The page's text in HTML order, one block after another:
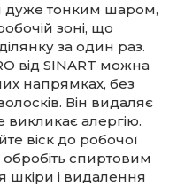
дуже тонким шаром,
зоні, що
за один раз.
від SINART можна
напрямках, без
Він видаляє
викликає алергію.
віск до робочої
обробіть спиртовим
і видалення